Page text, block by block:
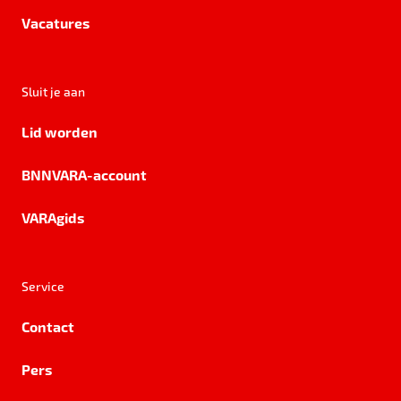
Vacatures
Sluit je aan
Lid worden
BNNVARA-account
VARAgids
Service
Contact
Pers